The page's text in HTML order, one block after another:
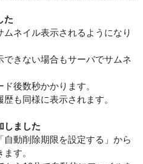
た
ネイル表示されるようになり
きない場合もサーバでサムネ
後数秒かかります。
も同様に表示されます。
しました
動削除期限を設定する」から
す。